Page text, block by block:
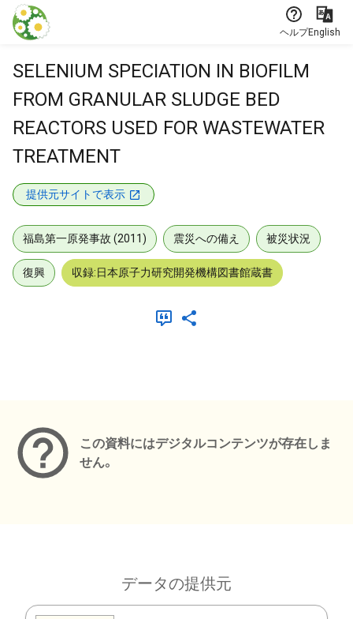
本文に飛ぶ
ヘルプEnglish
SELENIUM SPECIATION IN BIOFILM
FROM GRANULAR SLUDGE BED
REACTORS USED FOR WASTEWATER
TREATMENT
提供元サイトで表示
福島第一原発事故 (2011) 震災への備え 被災状況
復興 収録:日本原子力研究開発機構図書館蔵書
この資料にはデジタルコンテンツが存在しま
せん。
データの提供元